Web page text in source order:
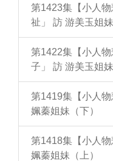
第1423集【小人
祉」 訪 游美玉姐妹
第1422集【小人
子」 訪 游美玉姐妹
第1419集【小人
姵蓁姐妹（下）
第1418集【小人
姵蓁姐妹（上）